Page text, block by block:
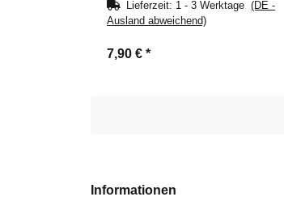
Lieferzeit: 1 - 3 Werktage(DE -
Ausland abweichend)
7,90 € *
Informationen